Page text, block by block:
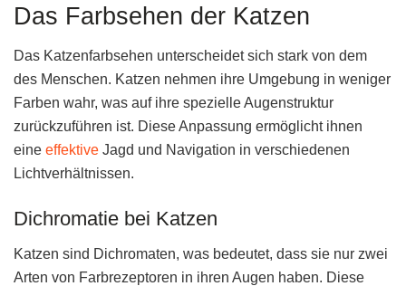
Das Farbsehen der Katzen
Das Katzenfarbsehen unterscheidet sich stark von dem
des Menschen. Katzen nehmen ihre Umgebung in weniger
Farben wahr, was auf ihre spezielle Augenstruktur
zurückzuführen ist. Diese Anpassung ermöglicht ihnen
eine effektive Jagd und Navigation in verschiedenen
Lichtverhältnissen.
Dichromatie bei Katzen
Katzen sind Dichromaten, was bedeutet, dass sie nur zwei
Arten von Farbrezeptoren in ihren Augen haben. Diese